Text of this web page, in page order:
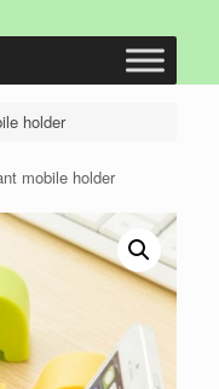
holder
mobile holder